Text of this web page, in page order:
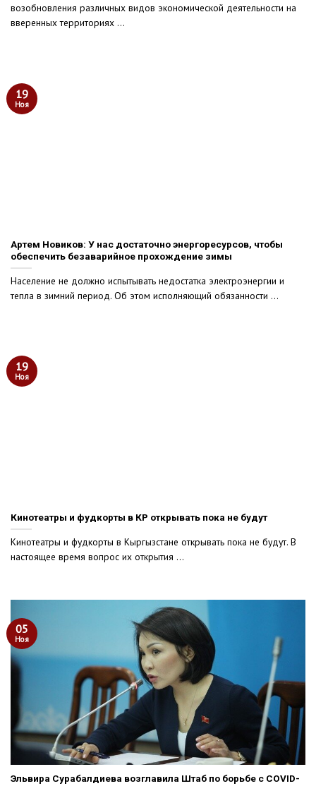
возобновления различных видов экономической деятельности на
вверенных территориях ...
Артем Новиков: У нас достаточно энергоресурсов, чтобы
обеспечить безаварийное прохождение зимы
Население не должно испытывать недостатка электроэнергии и
тепла в зимний период. Об этом исполняющий обязанности ...
19
Ноя
Кинотеатры и фудкорты в КР открывать пока не будут
Кинотеатры и фудкорты в Кыргызстане открывать пока не будут. В
настоящее время вопрос их открытия ...
19
Ноя
Эльвира Сурабалдиева возглавила Штаб по борьбе с COVID-
05
Ноя